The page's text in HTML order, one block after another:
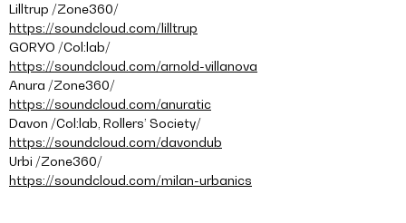
Lilltrup /Zone360/
https://soundcloud.com/lilltrup
GORYO /Col:lab/
https://soundcloud.com/arnold-villanova
Anura /Zone360/
https://soundcloud.com/anuratic
Davon /Col:lab, Rollers’ Society/
https://soundcloud.com/davondub
Urbi /Zone360/
https://soundcloud.com/milan-urbanics